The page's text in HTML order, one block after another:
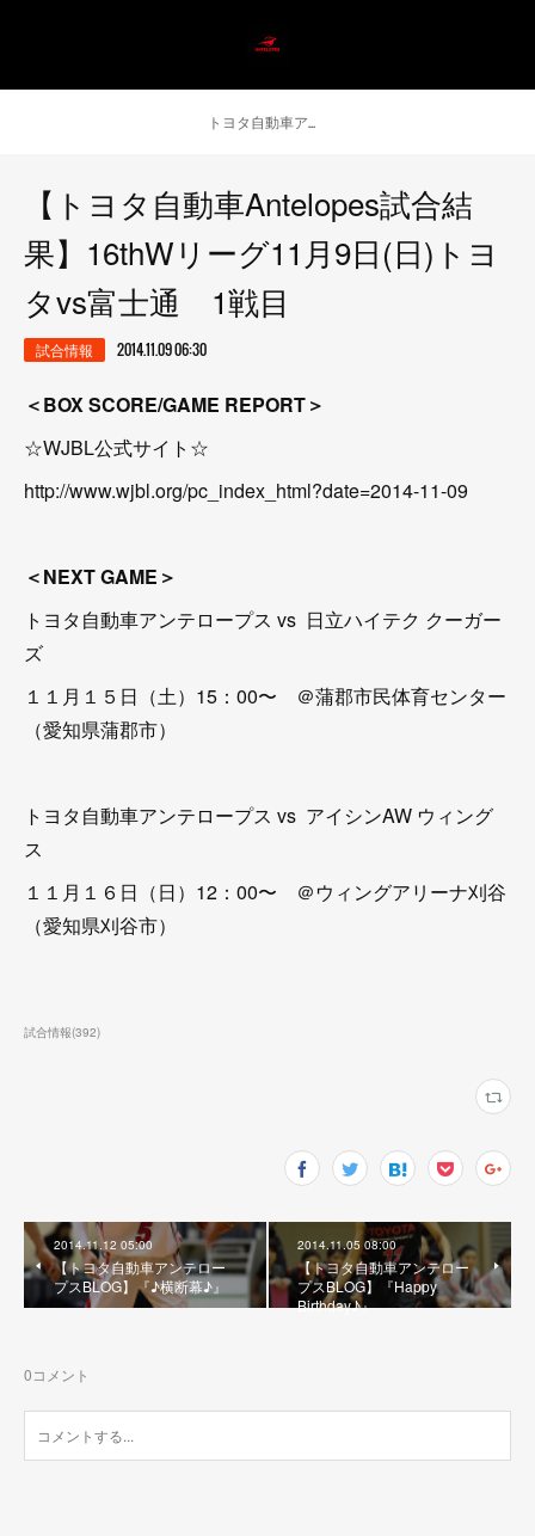
トヨタ自動車アンテロープス公式 ニュース
【トヨタ自動車Antelopes試合結
果】16thWリーグ11月9日(日)トヨ
タvs富士通 1戦目
試合情報 2014.11.09 06:30
＜BOX SCORE/GAME REPORT＞
☆WJBL公式サイト☆
http://www.wjbl.org/pc_index_html?date=2014-11-09
＜NEXT GAME＞
トヨタ自動車アンテロープス vs 日立ハイテク クーガー
ズ
１１月１５日（土）15：00〜 ＠蒲郡市民体育センター
（愛知県蒲郡市）
トヨタ自動車アンテロープス vs アイシンAW ウィング
ス
１１月１６日（日）12：00〜 ＠ウィングアリーナ刈谷
（愛知県刈谷市）
試合情報(392)
2014.11.12 05:00
【トヨタ自動車アンテロー
プスBLOG】『♪横断幕♪』
2014.11.05 08:00
【トヨタ自動車アンテロー
プスBLOG】『Happy
Birthday♪』
0コメント